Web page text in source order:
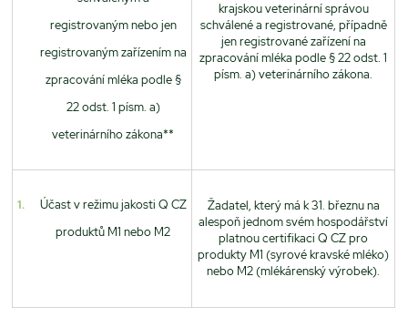
registrovaným nebo jen
registrovaným zařízením na
zpracování mléka podle §
22 odst. 1 písm. a)
veterinárního zákona**
krajskou veterinární správou
schválené a registrované, případně
jen registrované zařízení na
zpracování mléka podle § 22 odst. 1
písm. a) veterinárního zákona.
Účast v režimu jakosti Q CZ
produktů M1 nebo M2
Žadatel, který má k 31. březnu na
alespoň jednom svém hospodářství
platnou certifikaci Q CZ pro
produkty M1 (syrové kravské mléko)
nebo M2 (mlékárenský výrobek).